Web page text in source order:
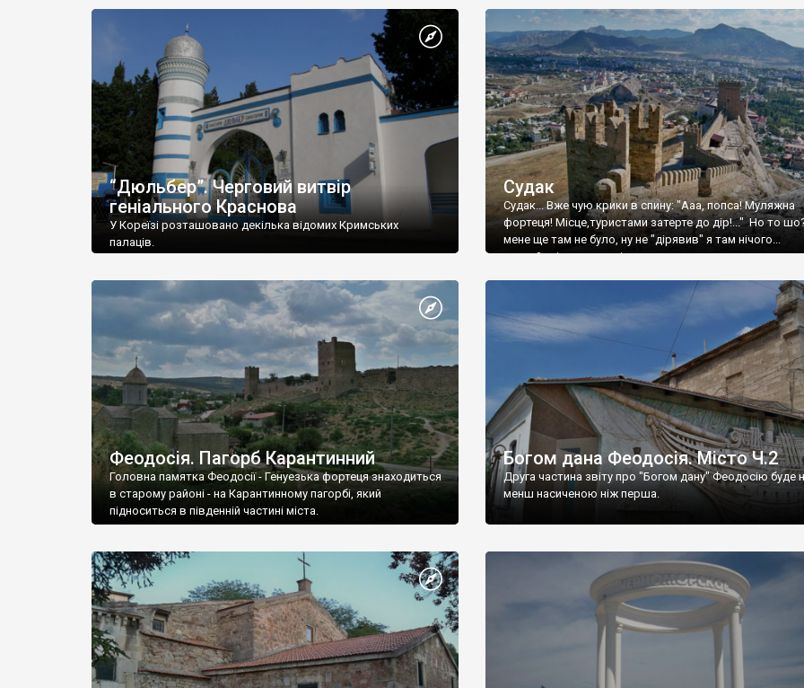
“Дюльбер”. Черговий витвір
геніального Краснова
У Кореїзі розташовано декілька відомих Кримських
палаців.
Судак
Судак... Вже чую крики в спину: "Ааа, попса! Муляжна
фортеця! Місце,туристами затерте до дір!..." Но то
мене ще там не було, ну не "дірявив" я там нічого...
принаймні до цього літа.
Феодосія. Пагорб Карантинний
Головна памятка Феодосії - Генуезька фортеця знаходиться
в старому районі - на Карантинному пагорбі, який
підноситься в південній частині міста.
Богом дана Феодосія. Місто Ч.2
Друга частина звіту про "Богом дану" Феодосію буде
менш насиченою ніж перша.